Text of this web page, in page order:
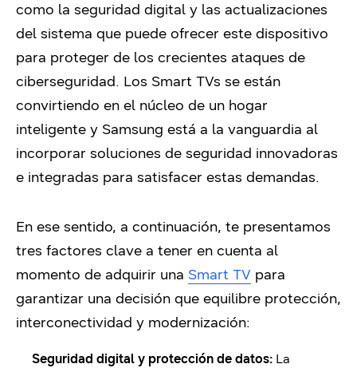
como la seguridad digital y las actualizaciones
del sistema que puede ofrecer este dispositivo
para proteger de los crecientes ataques de
ciberseguridad. Los Smart TVs se están
convirtiendo en el núcleo de un hogar
inteligente y Samsung está a la vanguardia al
incorporar soluciones de seguridad innovadoras
e integradas para satisfacer estas demandas.
En ese sentido, a continuación, te presentamos
tres factores clave a tener en cuenta al
momento de adquirir una Smart TV para
garantizar una decisión que equilibre protección,
interconectividad y modernización:
Seguridad digital y protección de datos: La